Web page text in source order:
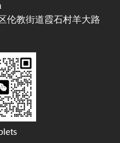
伦教街道霞石村羊大路